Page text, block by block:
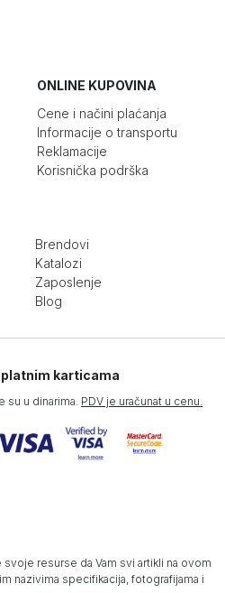
ONLINE KUPOVINA
Cene i načini plaćanja
Informacije o transportu
Reklamacije
Korisnička podrška
Brendovi
Katalozi
Zaposlenje
Blog
platnim karticama
su u dinarima. PDV je uračunat u cenu.
resurse da Vam svi artikli na ovom
nazivima specifikacija, fotografijama i